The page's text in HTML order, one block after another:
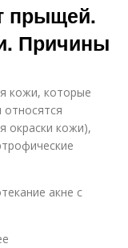
от пятен
от постакне
пятна
прыщей.
Причины
кожи, которые
окраски кожи),
акне с